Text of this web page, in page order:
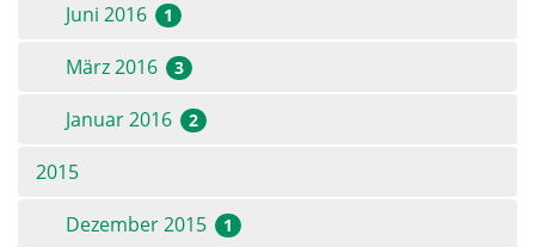
Juni 2016 1
März 2016 3
Januar 2016 2
2015
Dezember 2015
1